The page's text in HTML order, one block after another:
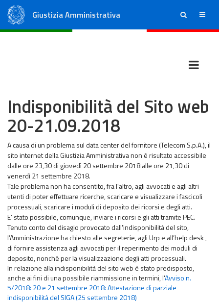
Giustizia Amministrativa ricerca menu
Indisponibilità del Sito web
20-21.09.2018
A causa di un problema sul data center del fornitore (Telecom S.p.A.), il
sito internet della Giustizia Amministrativa non è risultato accessibile
dalle ore 23,30 di giovedì 20 settembre 2018 alle ore 21,30 di
venerdì 21 settembre 2018.
Tale problema non ha consentito, fra l'altro, agli avvocati e agli altri
utenti di poter effettuare ricerche, scaricare e visualizzare i fascicoli
processuali, scaricare i moduli di deposito dei ricorsi e degli atti.
E’ stato possibile, comunque, inviare i ricorsi e gli atti tramite PEC.
Tenuto conto del disagio provocato dall'indisponibilità del sito,
l’Amministrazione ha chiesto alle segreterie, agli Urp e all’help desk ,
di fornire assistenza agli avvocati per il reperimento dei moduli di
deposito, nonché per la visualizzazione degli atti processuali.
In relazione alla indisponibilità del sito web è stato predisposto,
anche ai fini di una possibile riammissione in termini, l'Avviso n.
5/2018: 20 e 21 settembre 2018: Attestazione di parziale
indisponibilità del SIGA (25 settembre 2018)